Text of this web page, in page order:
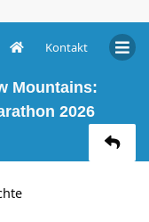
Kontakt
Mountains:
2026